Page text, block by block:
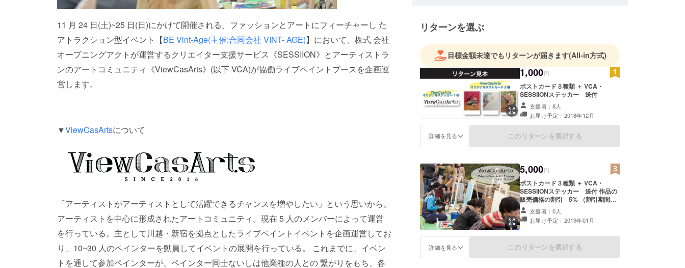
11 月 24 日(土)~25 日(日)にかけて開催される、ファッションとアートにフィーチャーし た
アトラクション型イベント【BE Vint-Age(主催:合同会社 VINT- AGE)】において、株式 会社
オープニングアクトが運営するクリエイター支援サービス《SESSIION》とアーティストラ
ンのアートコミュニティ《ViewCasArts》(以下 VCA)が協働ライブペイントブースを企画運
営します。
▼ViewCasArtsについて
「アーティストがアーティストとして活躍できるチャンスを増やしたい」という思いから、
アーティストを中心に形成されたアートコミュニティ。現在 5 人のメンバーによって運営
を行っている。主として川越・新宿を拠点としたライブペイントイベントを企画運営してお
り、10~30 人のペインターを動員してイベントの展開を行っている。 これまでに、イベン
トを通して参加ペインターが、ペインター同士ないしは他業種の人との 繋がりをもち、各
リターンを選ぶ
目標金額未達でもリターンが届きます(All-in方式)
1,000円
ポストカード３種類 ＋ VCA・
SESSIIONステッカー 送付
支援者：8人
お届け予定：2018年12月
詳細を見る このリターンを選択する
5,000円
ポストカード３種類 ＋ VCA・
SESSIIONステッカー 送付 作品の
販売価格の割引 5% （割引期間：
12月末まで） （イベント開催期間
中にご購入いただけます。イベント
終了後の作品購入希望はメールにて
引には期限がございますのでご注意
ください。）
支援者：0人
お届け予定：2019年01月
詳細を見る このリターンを選択する